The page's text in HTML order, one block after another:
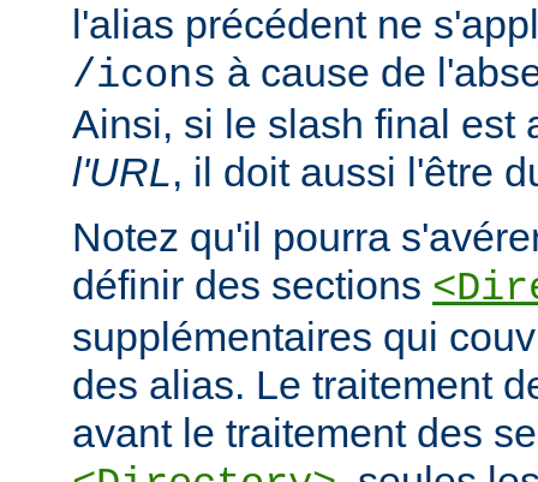
l'alias précédent ne
/icons à cause de
Ainsi, si le slash final est
l'URL, il doit aussi l'être
Notez qu'il pourra
définir des sections
supplémentaires qui
des alias. Le traitement
avant le traitement des